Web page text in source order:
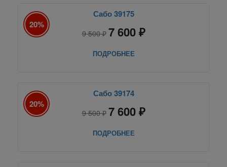
20%
Сабо 39175
9 500 ₽ 7 600 ₽
ПОДРОБНЕЕ
20%
Сабо 39174
9 500 ₽ 7 600 ₽
ПОДРОБНЕЕ